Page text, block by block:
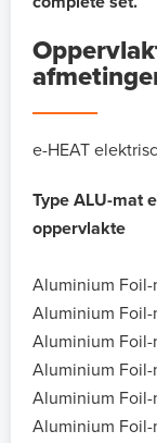
e-HEAT
Type ALU-mat
oppervlakte
Aluminium Foil-
Aluminium Foil-
Aluminium Foil-
Aluminium Foil-
Aluminium Foil-
Aluminium Foil-